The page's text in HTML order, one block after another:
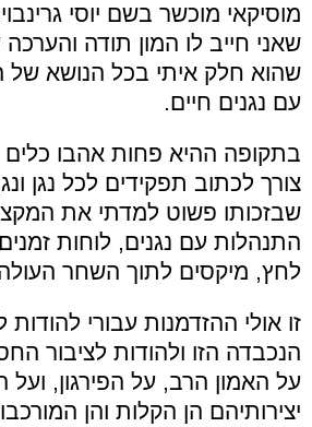
מוסיקאי מוכשר בשם יוסי
שאני חייב לו המון תודה
שהוא חלק איתי בכל הנושא של
עם נגנים חיים.
בתקופה ההיא פחות אהבו כלים
צורך לכתוב תפקידים לכל נגן
שבזכותו פשוט למדתי את
התנהלות עם נגנים, לוחות
לחץ, מיקסים לתוך השחר
זו אולי ההזדמנות עבורי
הנכבדה הזו ולהודות לציבור
על האמון הרב, על הפירגון,
יצירותיהם הן הקלות והן